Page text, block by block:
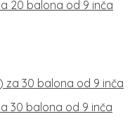
20 balona od 9 inča
30 balona od 9 inča